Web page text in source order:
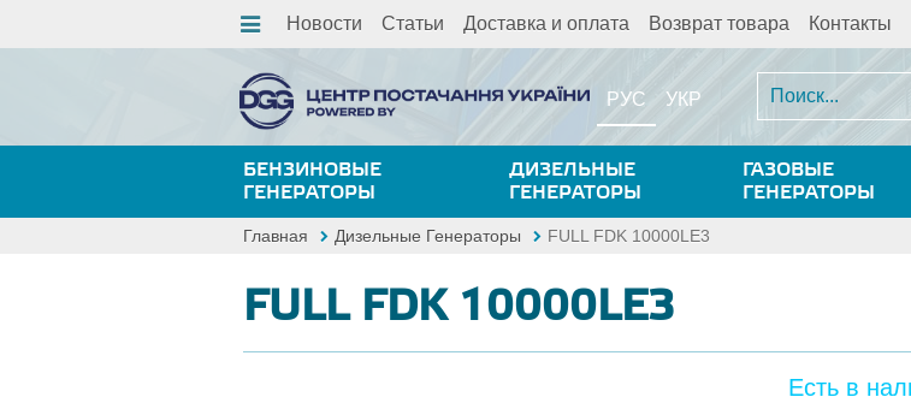
Новости Статьи Доставка и оплата Возврат товара Контакты
РУС УКР
БЕНЗИНОВЫЕ
ГЕНЕРАТОРЫ
ДИЗЕЛЬНЫЕ
ГЕНЕРАТОРЫ
ГАЗОВЫЕ
ГЕНЕРАТОРЫ
Главная Дизельные Генераторы FULL FDK 10000LE3
FULL FDK 10000LE3
Есть в